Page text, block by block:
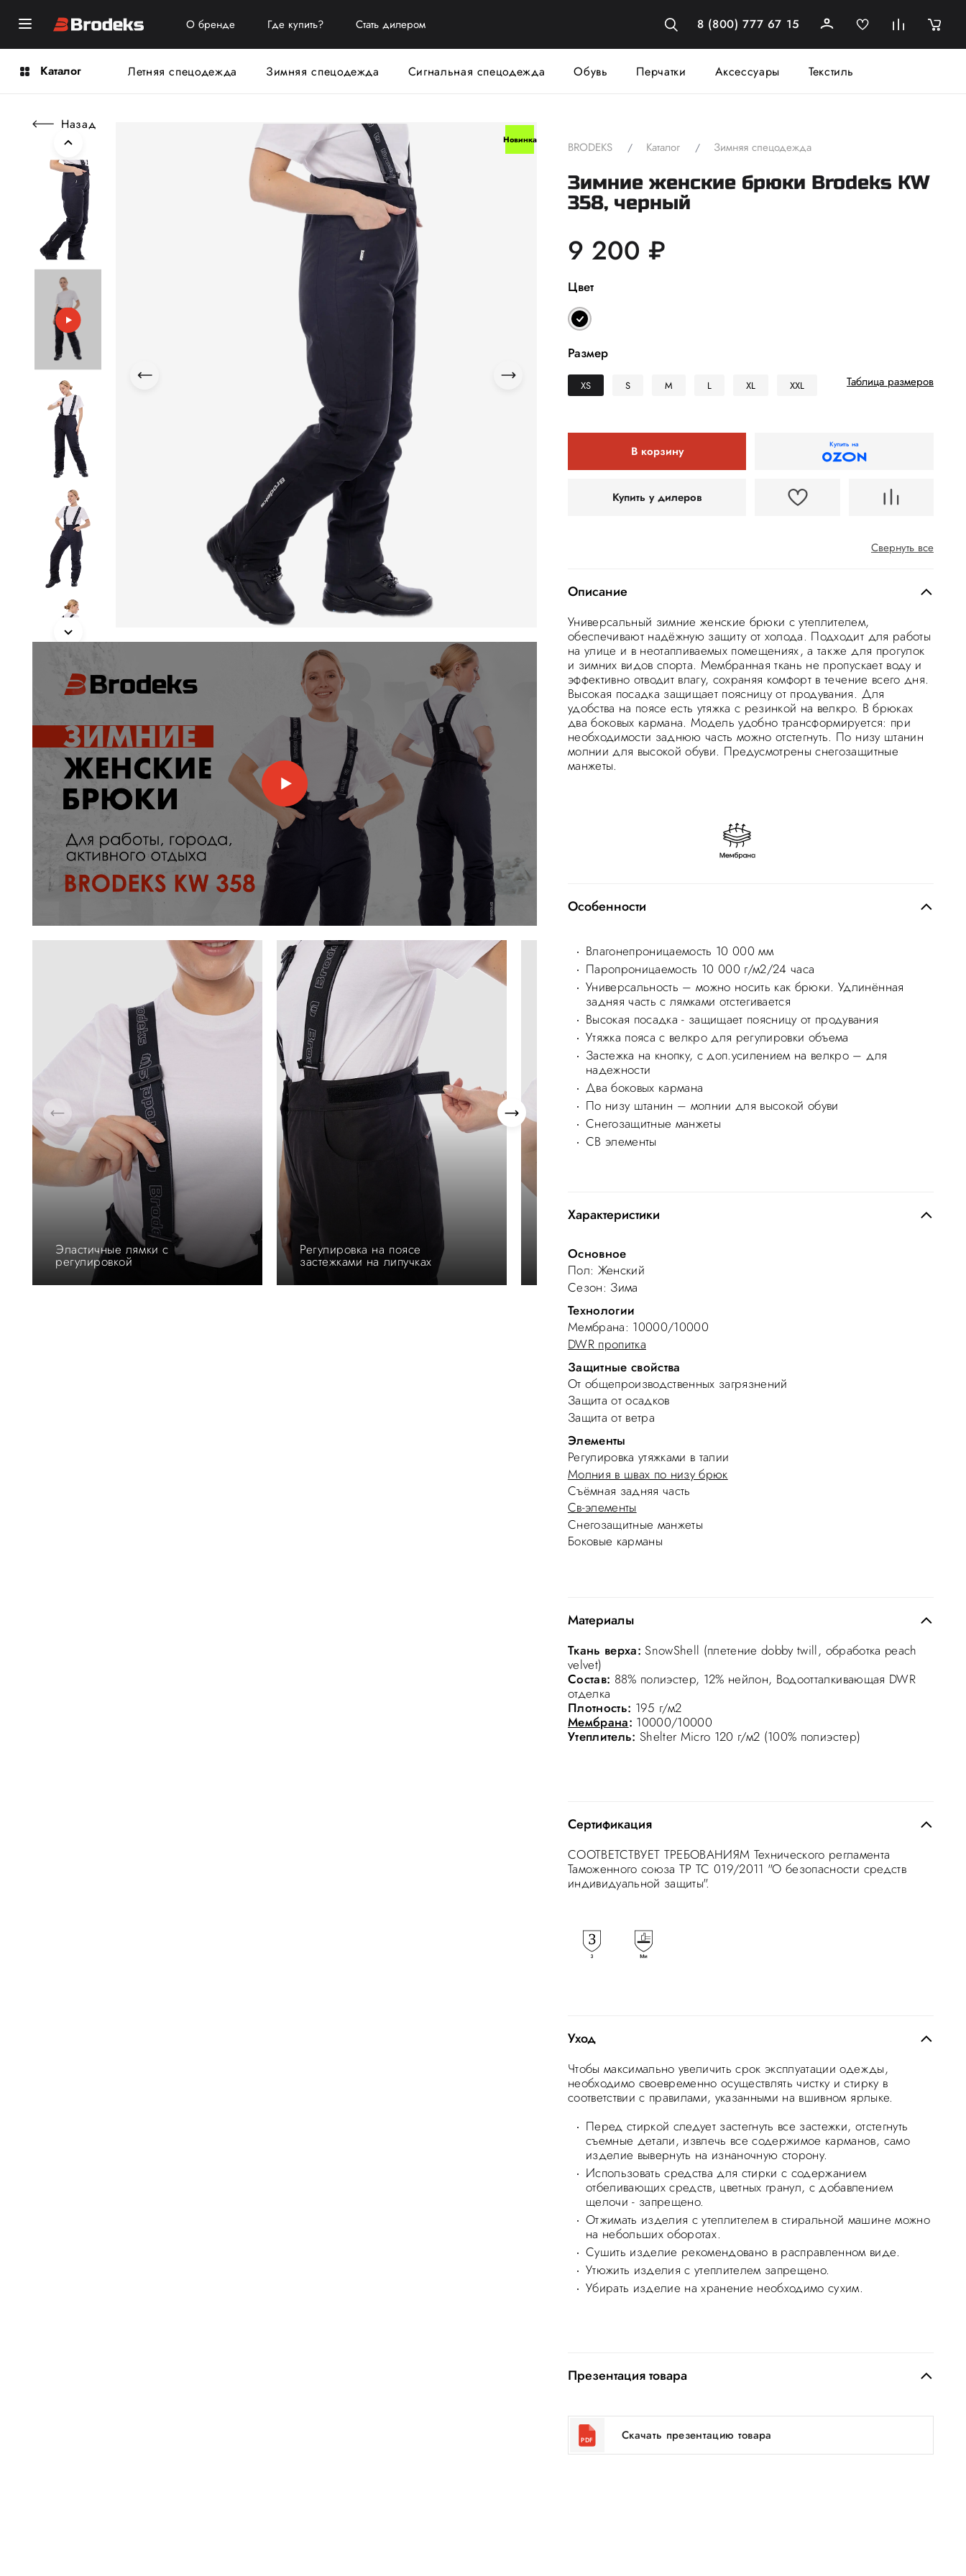
О бренде Где купить? Стать дилером 8 (800) 777 67 15
Каталог Летняя спецодежда Зимняя спецодежда Сигнальная спецодежда Обувь Перчатки Аксессуары Текстиль
Назад
Новинка
Эластичные лямки с
регулировкой
Регулировка на поясе
застежками на липучках
Завышенная задняя часть. для
защиты от продувания
BRODEKS Каталог Зимняя спецодежда
Зимние женские брюки Brodeks KW
358, черный
9 200 ₽
Цвет
Размер
XS S M L XL XXL Таблица размеров
В корзину Купить на
Купить у дилеров
Свернуть все
Описание
Универсальный зимние женские брюки с утеплителем,
обеспечивают надёжную защиту от холода. Подходит для работы
на улице и в неотапливаемых помещениях, а также для прогулок
и зимних видов спорта. Мембранная ткань не пропускает воду и
эффективно отводит влагу, сохраняя комфорт в течение всего дня.
Высокая посадка защищает поясницу от продувания. Для
удобства на поясе есть утяжка с резинкой на велкро. В брюках
два боковых кармана. Модель удобно трансформируется: при
необходимости заднюю часть можно отстегнуть. По низу штанин
молнии для высокой обуви. Предусмотрены снегозащитные
манжеты.
Особенности
Влагонепроницаемость 10 000 мм
Паропроницаемость 10 000 г/м2/24 часа
Универсальность – можно носить как брюки. Удлинённая
задняя часть с лямками отстегивается
Высокая посадка - защищает поясницу от продувания
Утяжка пояса с велкро для регулировки объема
Застежка на кнопку, с доп.усилением на велкро – для
надежности
Два боковых кармана
По низу штанин – молнии для высокой обуви
Снегозащитные манжеты
СВ элементы
Характеристики
Основное
Пол: Женский
Сезон: Зима
Технологии
Мембрана: 10000/10000
DWR пропитка
Защитные свойства
От общепроизводственных загрязнений
Защита от осадков
Защита от ветра
Элементы
Регулировка утяжками в талии
Молния в швах по низу брюк
Съёмная задняя часть
Св-элементы
Снегозащитные манжеты
Боковые карманы
Материалы
Ткань верха: SnowShell (плетение dobby twill, обработка peach
velvet)
Состав: 88% полиэстер, 12% нейлон, Водоотталкивающая DWR
отделка
Плотность: 195 г/м2
Мембрана: 10000/10000
Утеплитель: Shelter Micro 120 г/м2 (100% полиэстер)
Сертификация
СООТВЕТСТВУЕТ ТРЕБОВАНИЯМ Технического регламента
Таможенного союза ТР ТС 019/2011 "О безопасности средств
индивидуальной защиты".
Уход
Чтобы максимально увеличить срок эксплуатации одежды,
необходимо своевременно осуществлять чистку и стирку в
соответствии с правилами, указанными на вшивном ярлыке.
Перед стиркой следует застегнуть все застежки, отстегнуть
съемные детали, извлечь все содержимое карманов, само
изделие вывернуть на изнаночную сторону.
Использовать средства для стирки с содержанием
отбеливающих средств, цветных гранул, с добавлением
щелочи - запрещено.
Отжимать изделия с утеплителем в стиральной машине можно
на небольших оборотах.
Сушить изделие рекомендовано в расправленном виде.
Утюжить изделия с утеплителем запрещено.
Убирать изделие на хранение необходимо сухим.
Презентация товара
PDF Скачать презентацию товара